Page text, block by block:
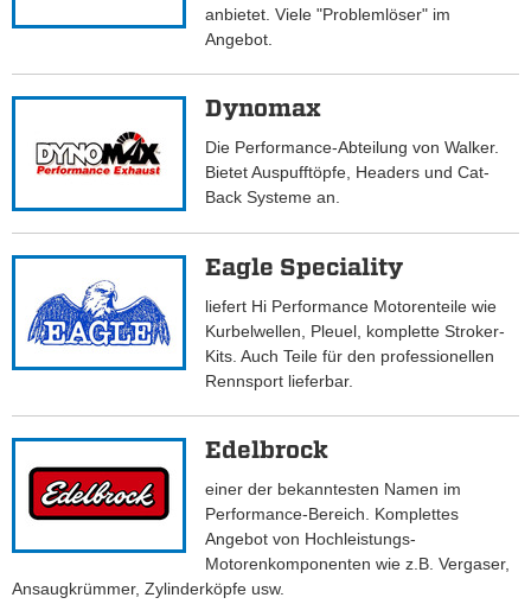
anbietet. Viele "Problemlöser" im
Angebot.
Dynomax
Die Performance-Abteilung von Walker.
Bietet Auspufftöpfe, Headers und Cat-
Back Systeme an.
Eagle Speciality
liefert Hi Performance Motorenteile wie
Kurbelwellen, Pleuel, komplette Stroker-
Kits. Auch Teile für den professionellen
Rennsport lieferbar.
Edelbrock
einer der bekanntesten Namen im
Performance-Bereich. Komplettes
Angebot von Hochleistungs-
Motorenkomponenten wie z.B. Vergaser,
Ansaugkrümmer, Zylinderköpfe usw.